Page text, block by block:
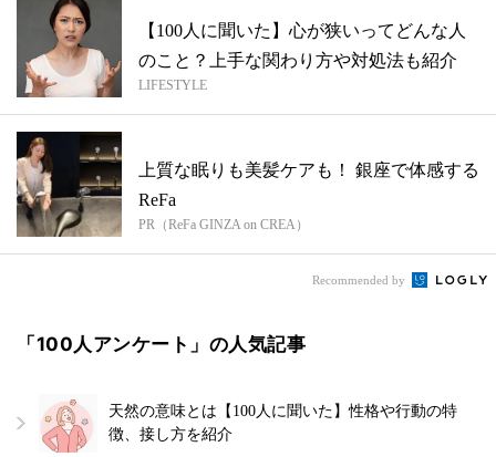
【100人に聞いた】心が狭いってどんな人
のこと？上手な関わり方や対処法も紹介
LIFESTYLE
上質な眠りも美髪ケアも！ 銀座で体感する
ReFa
PR（ReFa GINZA on CREA）
Recommended by
「100人アンケート」の人気記事
天然の意味とは【100人に聞いた】性格や行動の特
徴、接し方を紹介